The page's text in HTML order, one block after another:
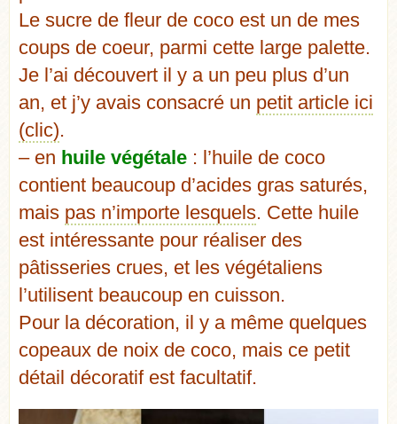
Le sucre de fleur de coco est un de mes
coups de coeur, parmi cette large palette.
Je l’ai découvert il y a un peu plus d’un
an, et j’y avais consacré un petit article ici
(clic).
– en huile végétale : l’huile de coco
contient beaucoup d’acides gras saturés,
mais pas n’importe lesquels. Cette huile
est intéressante pour réaliser des
pâtisseries crues, et les végétaliens
l’utilisent beaucoup en cuisson.
Pour la décoration, il y a même quelques
copeaux de noix de coco, mais ce petit
détail décoratif est facultatif.